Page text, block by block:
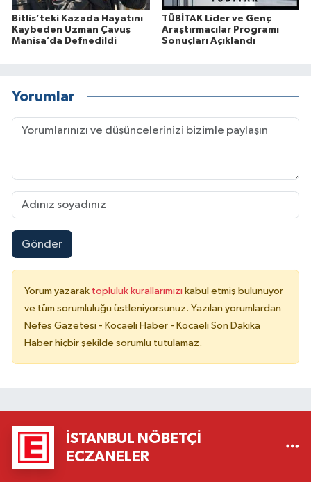
Bitlis’teki Kazada Hayatını
Kaybeden Uzman Çavuş
Manisa’da Defnedildi
TÜBİTAK Lider ve Genç
Araştırmacılar Programı
Sonuçları Açıklandı
Yorumlar
Gönder
Yorum yazarak topluluk kurallarımızı kabul etmiş bulunuyor
ve tüm sorumluluğu üstleniyorsunuz. Yazılan yorumlardan
Nefes Gazetesi - Kocaeli Haber - Kocaeli Son Dakika
Haber hiçbir şekilde sorumlu tutulamaz.
İSTANBUL NÖBETÇI
ECZANELER